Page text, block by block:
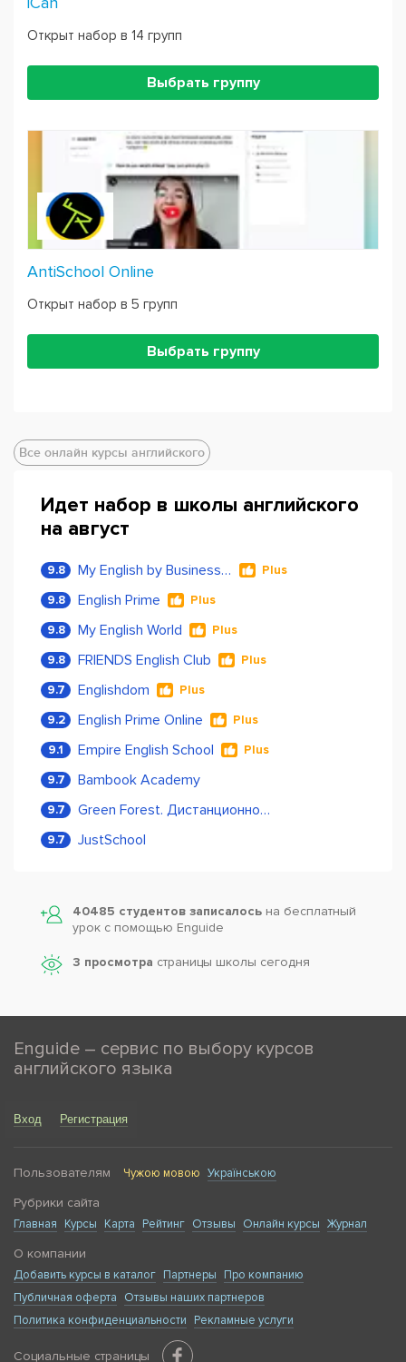
Открыт набор в 14 групп
Выбрать группу
AntiSchool Online
Открыт набор в 5 групп
Выбрать группу
Все онлайн курсы английского
Идет набор в школы английского
на август
9.8 My English by Business Language Plus
9.8 English Prime Plus
9.8 My English World Plus
9.8 FRIENDS English Club Plus
9.7 Englishdom Plus
9.2 English Prime Online Plus
9.1 Empire English School Plus
9.7 Bambook Academy
9.7 Green Forest. Дистанционное обучение
9.7 JustSchool
40485 студентов записалось на бесплатный
урок с помощью Enguide
3 просмотра страницы школы сегодня
Enguide – сервис по выбору курсов
английского языка
Вход Регистрация
Пользователям Чужою мовою Українською
Рубрики сайта
Главная Курсы Карта Рейтинг Отзывы Онлайн курсы Журнал
О компании
Добавить курсы в каталог Партнеры
Про компанию
Публичная оферта
Отзывы наших партнеров
Политика конфиденциальности
Рекламные услуги
Социальные страницы